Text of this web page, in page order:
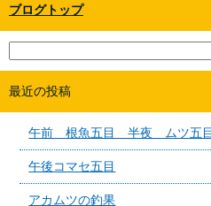
ブログトップ
最近の投稿
午前 根魚五目 半夜 ムツ五
午後コマセ五目
アカムツの釣果